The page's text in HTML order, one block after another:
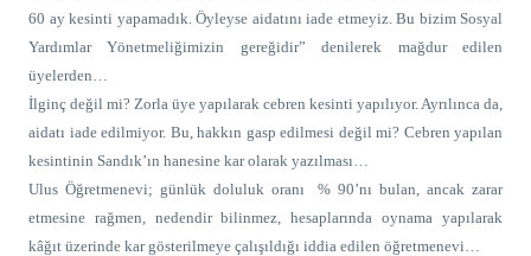
60 ay kesinti yapamadık. Öyleyse aidatını iade etmeyiz. Bu bizim Sosyal
Yardımlar Yönetmeliğimizin gereğidir” denilerek mağdur edilen
üyelerden…
İlginç değil mi? Zorla üye yapılarak cebren kesinti yapılıyor. Ayrılınca da,
aidatı iade edilmiyor. Bu, hakkın gasp edilmesi değil mi? Cebren yapılan
kesintinin Sandık’ın hanesine kar olarak yazılması…
Ulus Öğretmenevi; günlük doluluk oranı
% 90’nı bulan, ancak zarar
etmesine rağmen, nedendir bilinmez, hesaplarında oynama yapılarak
kâğıt üzerinde kar gösterilmeye çalışıldığı iddia edilen öğretmenevi…